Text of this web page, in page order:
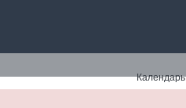
Календарь